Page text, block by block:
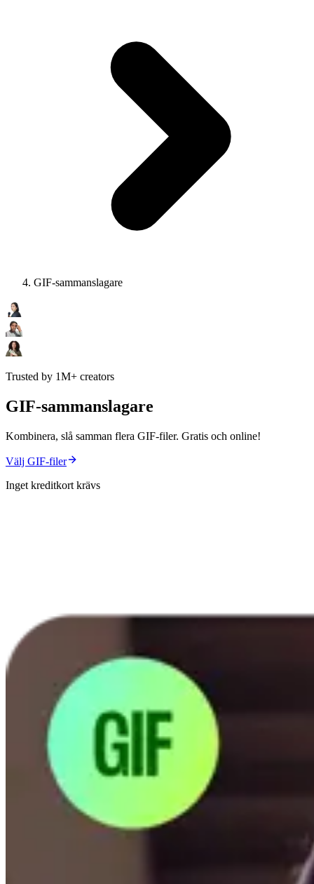
GIF-sammanslagare
Trusted by 1M+ creators
GIF-sammanslagare
Kombinera, slå samman flera GIF-filer. Gratis och online!
Välj GIF-filer
Inget kreditkort krävs